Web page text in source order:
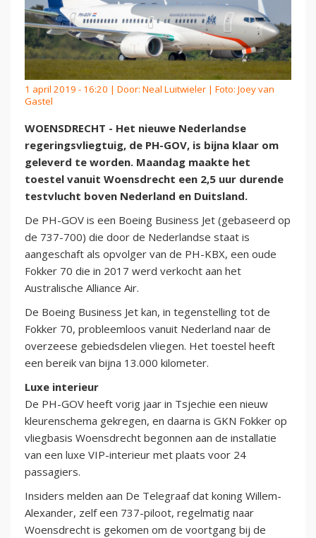
1 april 2019 - 16:20 | Door: Neal Luitwieler | Foto: Joey van
Gastel
WOENSDRECHT - Het nieuwe Nederlandse
regeringsvliegtuig, de PH-GOV, is bijna klaar om
geleverd te worden. Maandag maakte het
toestel vanuit Woensdrecht een 2,5 uur durende
testvlucht boven Nederland en Duitsland.
De PH-GOV is een Boeing Business Jet (gebaseerd op
de 737-700) die door de Nederlandse staat is
aangeschaft als opvolger van de PH-KBX, een oude
Fokker 70 die in 2017 werd verkocht aan het
Australische Alliance Air.
De Boeing Business Jet kan, in tegenstelling tot de
Fokker 70, probleemloos vanuit Nederland naar de
overzeese gebiedsdelen vliegen. Het toestel heeft
een bereik van bijna 13.000 kilometer.
Luxe interieur
De PH-GOV heeft vorig jaar in Tsjechie een nieuw
kleurenschema gekregen, en daarna is GKN Fokker op
vliegbasis Woensdrecht begonnen aan de installatie
van een luxe VIP-interieur met plaats voor 24
passagiers.
Insiders melden aan De Telegraaf dat koning Willem-
Alexander, zelf een 737-piloot, regelmatig naar
Woensdrecht is gekomen om de voortgang bij de